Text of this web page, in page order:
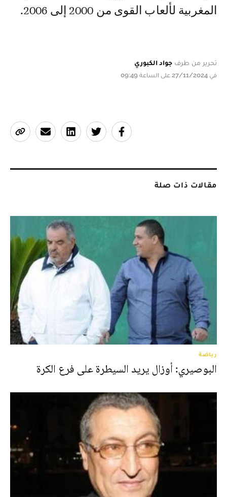
المغربية لألعاب القوى من 2000 إلى 2006.
تحرير من طرف جواد الكبوري
في 27/11/2024 على الساعة 09:49
مقالات ذات صلة
رياضة
البوصيري: أوزال يريد السيطرة على فرع الكرة